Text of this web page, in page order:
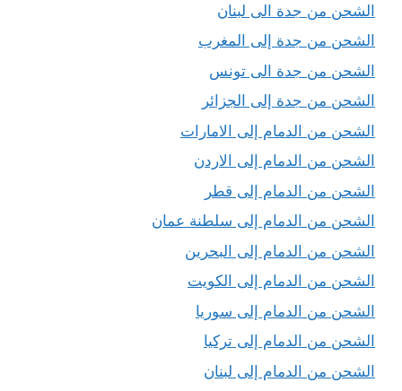
الشحن من جدة الى لبنان
الشحن من جدة إلى المغرب
الشحن من جدة الى تونس
الشحن من جدة إلى الجزائر
الشحن من الدمام إلى الامارات
الشحن من الدمام إلى الاردن
الشحن من الدمام إلى قطر
الشحن من الدمام إلى سلطنة عمان
الشحن من الدمام إلى البحرين
الشحن من الدمام إلى الكويت
الشحن من الدمام إلى سوريا
الشحن من الدمام إلى تركيا
الشحن من الدمام إلى لبنان